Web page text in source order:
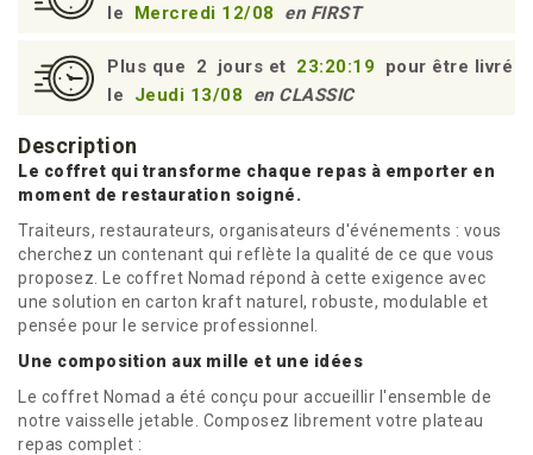
le
Mercredi 12/08 en FIRST
Plus que 2 jours et 23:20:19 pour être livré
le
Jeudi 13/08 en CLASSIC
Description
Le coffret qui transforme chaque repas à emporter en
moment de restauration soigné.
Traiteurs, restaurateurs, organisateurs d'événements : vous
cherchez un contenant qui reflète la qualité de ce que vous
proposez. Le coffret Nomad répond à cette exigence avec
une solution en carton kraft naturel, robuste, modulable et
pensée pour le service professionnel.
Une composition aux mille et une idées
Le coffret Nomad a été conçu pour accueillir l'ensemble de
notre vaisselle jetable. Composez librement votre plateau
repas complet :